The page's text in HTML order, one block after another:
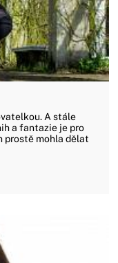
A stále
a fantazie je pro
prostě mohla dělat